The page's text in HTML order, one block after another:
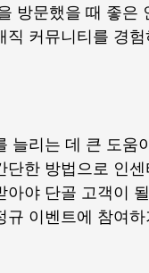
방문했을 때 좋은
커뮤니티를 경
늘리는 데 큰 도움
한 방법으로 인
야 단골 고객이
이벤트에 참여하